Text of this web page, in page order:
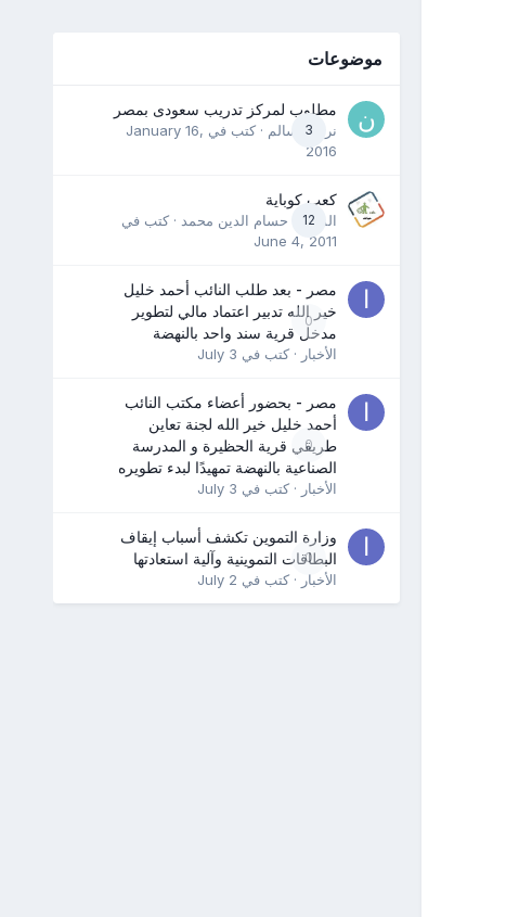
موضوعات
3
مطلوب لمركز تدريب سعودى بمصر
نرمين سالم · كتب في January 16,
2016
12
كعب كوباية
المدرب حسام الدين محمد · كتب في
June 4, 2011
0
مصر - بعد طلب النائب أحمد خليل
خير الله تدبير اعتماد مالي لتطوير
مدخل قرية سند واحد بالنهضة
الأخبار · كتب في July 3
0
مصر - بحضور أعضاء مكتب النائب
أحمد خليل خير الله لجنة تعاين
طريقي قرية الحظيرة و المدرسة
الصناعية بالنهضة تمهيدًا لبدء تطويره
الأخبار · كتب في July 3
0
وزارة التموين تكشف أسباب إيقاف
البطاقات التموينية وآلية استعادتها
الأخبار · كتب في July 2